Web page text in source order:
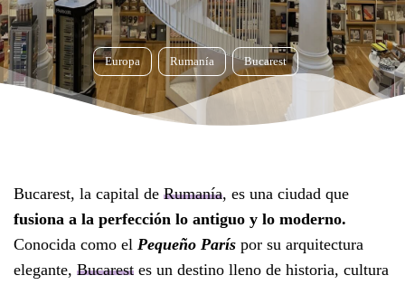
Europa Rumanía Bucarest
Bucarest, la capital de Rumanía, es una ciudad que
fusiona a la perfección lo antiguo y lo moderno.
Conocida como el Pequeño París por su arquitectura
elegante, Bucarest es un destino lleno de historia, cultura